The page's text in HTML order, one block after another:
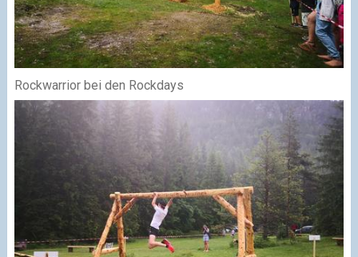
Rockwarrior bei den Rockdays